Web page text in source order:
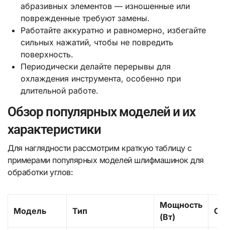
абразивных элементов — изношенные или
поврежденные требуют замены.
Работайте аккуратно и равномерно, избегайте
сильных нажатий, чтобы не повредить
поверхность.
Периодически делайте перерывы для
охлаждения инструмента, особенно при
длительной работе.
Обзор популярных моделей и их
характеристики
Для наглядности рассмотрим краткую таблицу с
примерами популярных моделей шлифмашинок для
обработки углов:
Модель Тип
Мощность
(Вт)